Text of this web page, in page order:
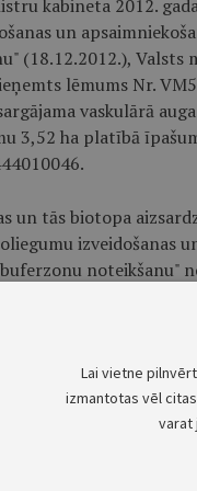
kabineta 2012.
un
(18.12.2012.), Valsts
lēmums Nr.
vaskulārā
3,52 ha platībā
un tās biotopa
izveidošanas
noteikšanu"
Lai vietne
izmantotas vēl
varat